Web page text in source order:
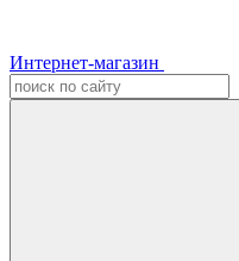
Интернет-магазин